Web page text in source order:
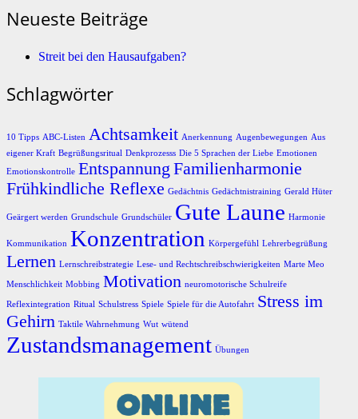
Neueste Beiträge
Streit bei den Hausaufgaben?
Schlagwörter
10 Tipps ABC-Listen Achtsamkeit Anerkennung Augenbewegungen Aus
eigener Kraft Begrüßungsritual Denkprozesss Die 5 Sprachen der Liebe Emotionen
Emotionskontrolle Entspannung Familienharmonie
Frühkindliche Reflexe Gedächtnis Gedächtnistraining Gerald Hüter
Geärgert werden Grundschule Grundschüler Gute Laune Harmonie
Kommunikation Konzentration Körpergefühl Lehrerbegrüßung
Lernen Lernschreibstrategie Lese- und Rechtschreibschwierigkeiten Marte Meo
Menschlichkeit Mobbing Motivation neuromotorische Schulreife
Reflexintegration Ritual Schulstress Spiele Spiele für die Autofahrt Stress im
Gehirn Taktile Wahrnehmung Wut wütend
Zustandsmanagement Übungen